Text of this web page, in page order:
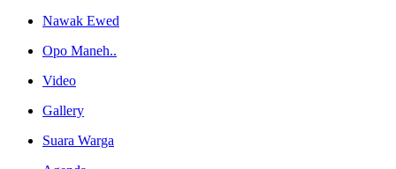
Nawak Ewed
Opo Maneh..
Video
Gallery
Suara Warga